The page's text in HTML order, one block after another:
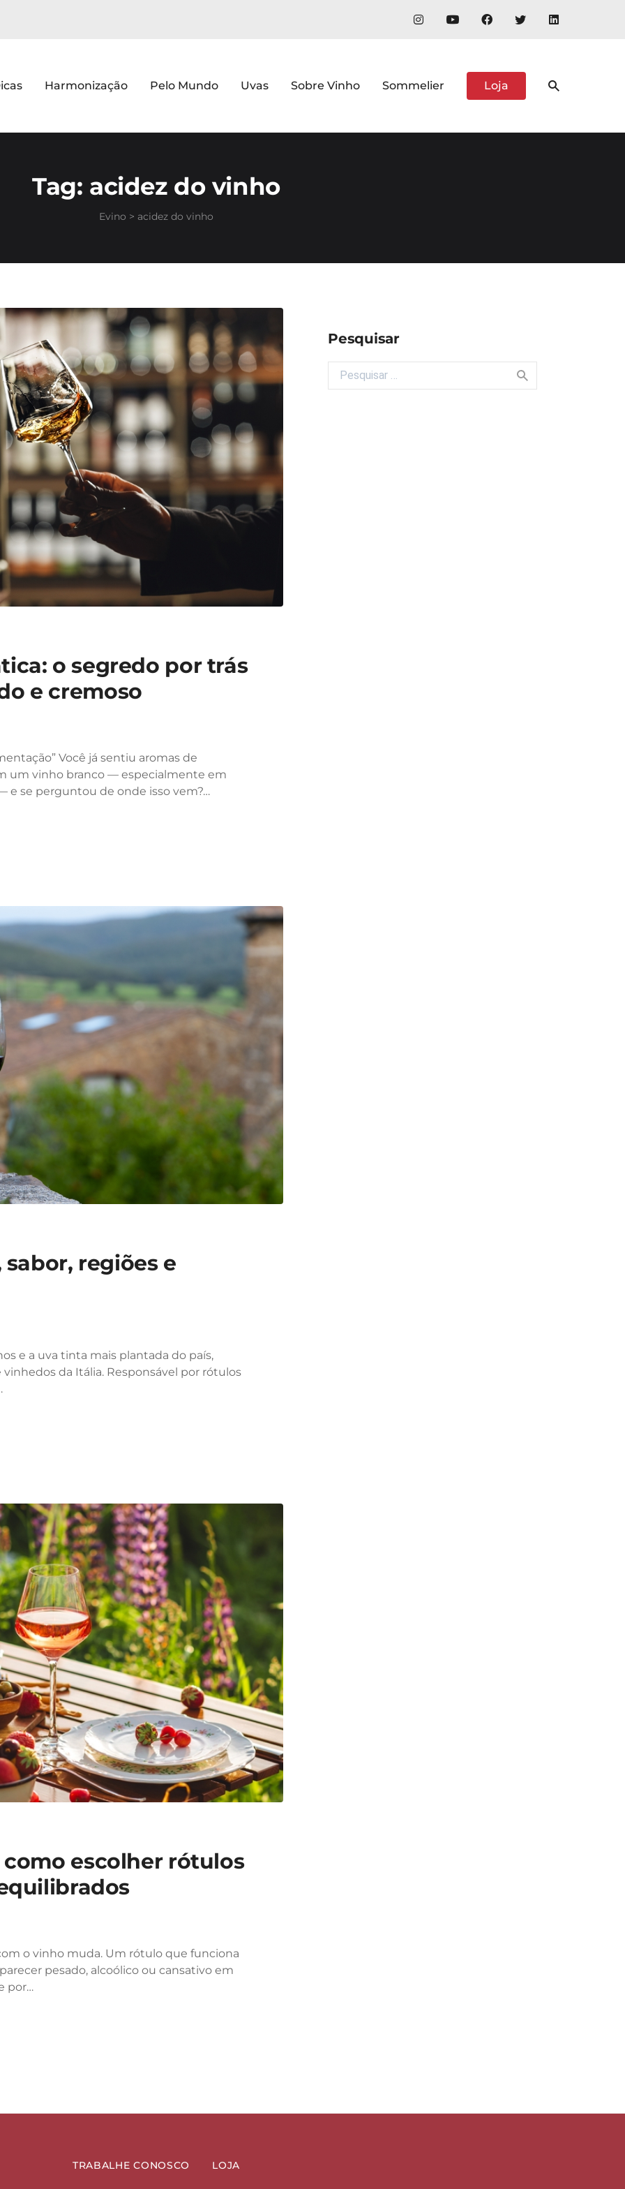
Harmonização Pelo Mundo Uvas Sobre Vinho Sommelier Loja
Tag: acidez do vinho
Evino > acidez do vinho
o segredo por trás
e cremoso
Você já sentiu aromas de
um vinho branco — especialmente em
e se perguntou de onde isso vem?…
regiões e
e a uva tinta mais plantada do país,
da Itália. Responsável por rótulos
escolher rótulos
o vinho muda. Um rótulo que funciona
pesado, alcoólico ou cansativo em
por…
Pesquisar
Buscar por:
TRABALHE CONOSCO LOJA